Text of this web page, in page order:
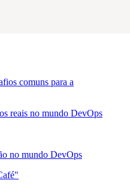
comuns para a
reais no mundo DevOps
no mundo DevOps